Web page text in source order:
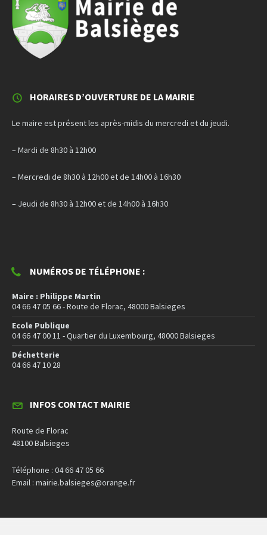
HORAIRES D’OUVERTURE DE LA MAIRIE
Le maire est présent les après-midis du mercredi et du jeudi.
– Mardi de 8h30 à 12h00
– Mercredi de 8h30 à 12h00 et de 14h00 à 16h30
– Jeudi de 8h30 à 12h00 et de 14h00 à 16h30
NUMÉROS DE TÉLÉPHONE :
Maire : Philippe Martin
04 66 47 05 66 - Route de Florac, 48000 Balsieges
Ecole Publique
04 66 47 00 11 - Quartier du Luxembourg, 48000 Balsieges
Déchetterie
04 66 47 10 28
INFOS CONTACT MAIRIE
Route de Florac
48100 Balsieges
Téléphone : 04 66 47 05 66
Email : mairie.balsieges@orange.fr